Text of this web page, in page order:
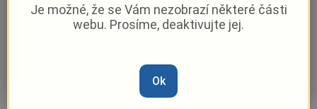
Marie Osvaldová –3. 2.|09:18
Je možné, že se Vám nezobrazí některé části
webu. Prosíme, deaktivujte jej.
Ok